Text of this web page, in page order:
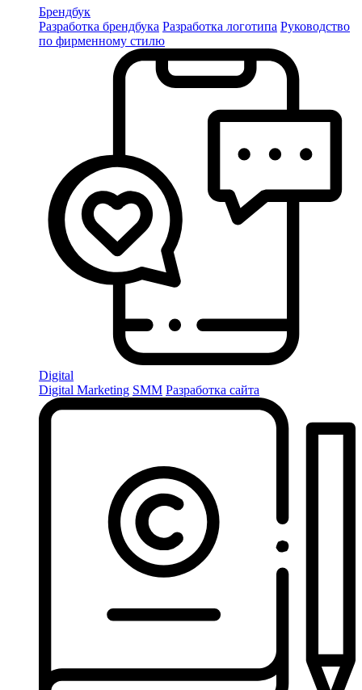
Брендбук
Разработка брендбука Разработка логотипа Руководство
по фирменному стилю
Digital
Digital Marketing SMM Разработка сайта